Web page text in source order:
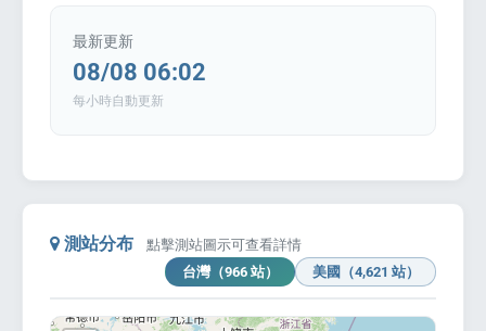
Education
最新更新
08/08 06:02
每小時自動更新
測站分布
點擊測站圖示可查看詳情
台灣（966 站）
美國（4,621 站）